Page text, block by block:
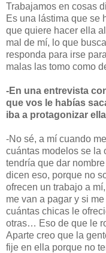
Trabajamos en cosas
Es una lástima que se
que quiere hacer ella
mal de mí, lo que
responda para irse
malas las tomo como
-En una entrevista
que vos le habías
iba a protagonizar
-No sé, a mí cuando
cuántas modelos se
tendría que dar
dicen eso, porque no
ofrecen un trabajo a
me van a pagar y si
cuántas chicas le
otras… Eso de que le
Aparte creo que la
fije en ella porque no